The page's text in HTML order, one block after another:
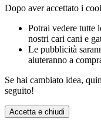
Dopo aver accettato i
Potrai vedere tutte
nostri cari cani e
Le pubblicità
aiuteranno a
Se hai cambiato idea,
seguito!
Accetta e chiudi